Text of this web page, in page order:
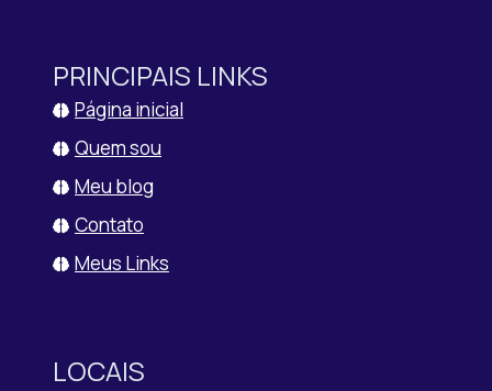
PRINCIPAIS LINKS
Página inicial
Quem sou
Meu blog
Contato
Meus Links
LOCAIS